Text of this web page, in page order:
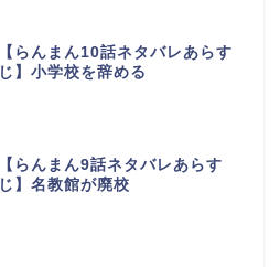
【らんまん10話ネタバレあらす
じ】小学校を辞める
【らんまん9話ネタバレあらす
じ】名教館が廃校